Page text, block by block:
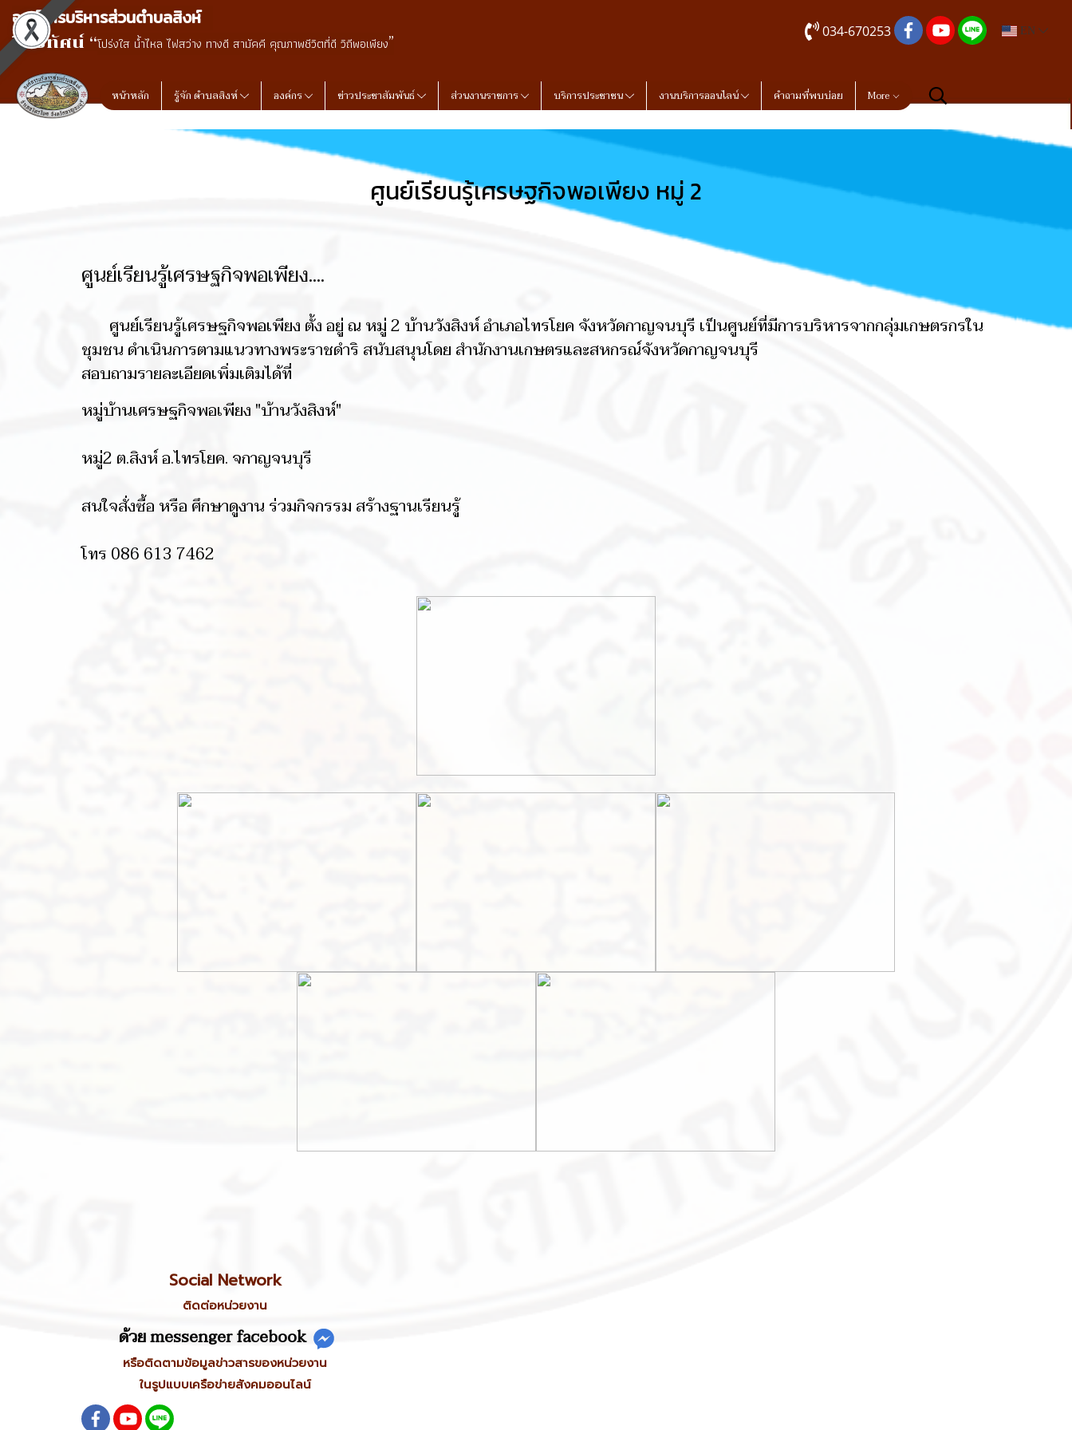
องค์การบริหารส่วนตำบลสิงห์
วิสัยทัศน์ “โปร่งใส น้ำไหล ไฟสว่าง ทางดี สามัคคี คุณภาพชีวิตที่ดี วิถีพอเพียง” 034-670253 EN
หน้าหลัก รู้จัก ตำบลสิงห์ องค์กร ข่าวประชาสัมพันธ์ ส่วนงานราชการ บริการประชาชน งานบริการออนไลน์ คำถามที่พบบ่อย More
ศูนย์เรียนรู้เศรษฐกิจพอเพียง หมู่ 2
ศูนย์เรียนรู้เศรษฐกิจพอเพียง....
ศูนย์เรียนรู้เศรษฐกิจพอเพียง ตั้ง อยู่ ณ หมู่ 2 บ้านวังสิงห์ อำเภอไทรโยค จังหวัดกาญจนบุรี เป็นศูนย์ที่มีการบริหารจากกลุ่มเกษตรกรใน
ชุมชน ดำเนินการตามแนวทางพระราชดำริ สนับสนุนโดย สำนักงานเกษตรและสหกรณ์จังหวัดกาญจนบุรี
สอบถามรายละเอียดเพิ่มเติมได้ที่
หมู่บ้านเศรษฐกิจพอเพียง "บ้านวังสิงห์"
หมู่2 ต.สิงห์ อ.ไทรโยค. จกาญจนบุรี
สนใจสั่งซื้อ หรือ ศึกษาดูงาน ร่วมกิจกรรม สร้างฐานเรียนรู้
โทร 086 613 7462
Social Network
ติดต่อหน่วยงาน
ด้วย messenger facebook
หรือติดตามข้อมูลข่าวสารของหน่วยงาน
ในรูปแบบเครือข่ายสังคมออนไลน์